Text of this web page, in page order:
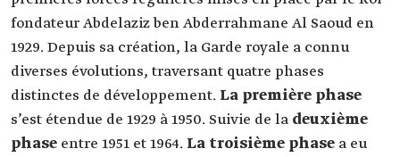
fondateur Abdelaziz ben Abderrahmane Al Saoud en
1929. Depuis sa création, la Garde royale a connu
diverses évolutions, traversant quatre phases
distinctes de développement. La première phase
s’est étendue de 1929 à 1950. Suivie de la deuxième
phase entre 1951 et 1964. La troisième phase a eu